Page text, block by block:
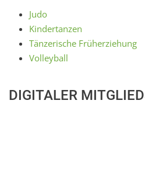
Judo
Kindertanzen
Tänzerische Früherziehung
Volleyball
DIGITALER